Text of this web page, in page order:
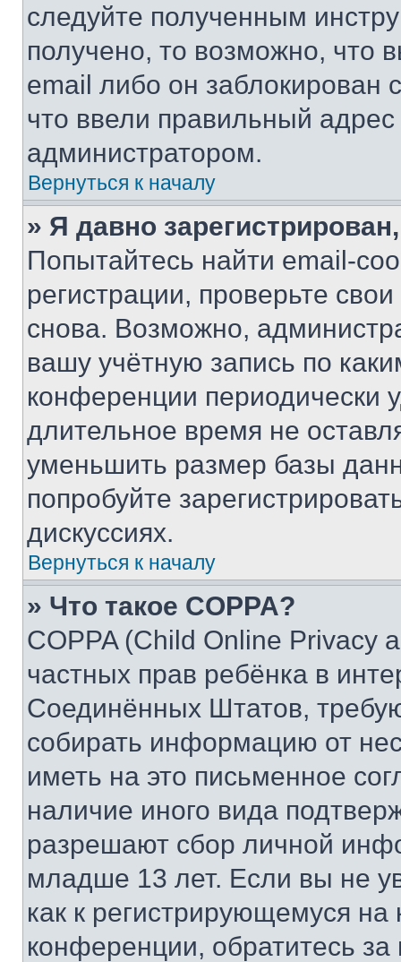
следуйте полученным
получено, то возможно, что
email либо он
что ввели правильный адрес
администратором.
Вернуться к началу
» Я давно
Попытайтесь найти email-
регистрации, проверьте
снова. Возможно,
вашу учётную запись по
конференции периодически
длительное время не
уменьшить размер базы
попробуйте
дискуссиях.
Вернуться к началу
» Что такое COPPA?
COPPA (Child Online Privacy
частных прав ребёнка в
Соединённых Штатов,
собирать информацию от
иметь на это письменное
наличие иного вида
разрешают сбор личной
младше 13 лет. Если вы не
как к регистрирующемуся
конференции, обратитесь